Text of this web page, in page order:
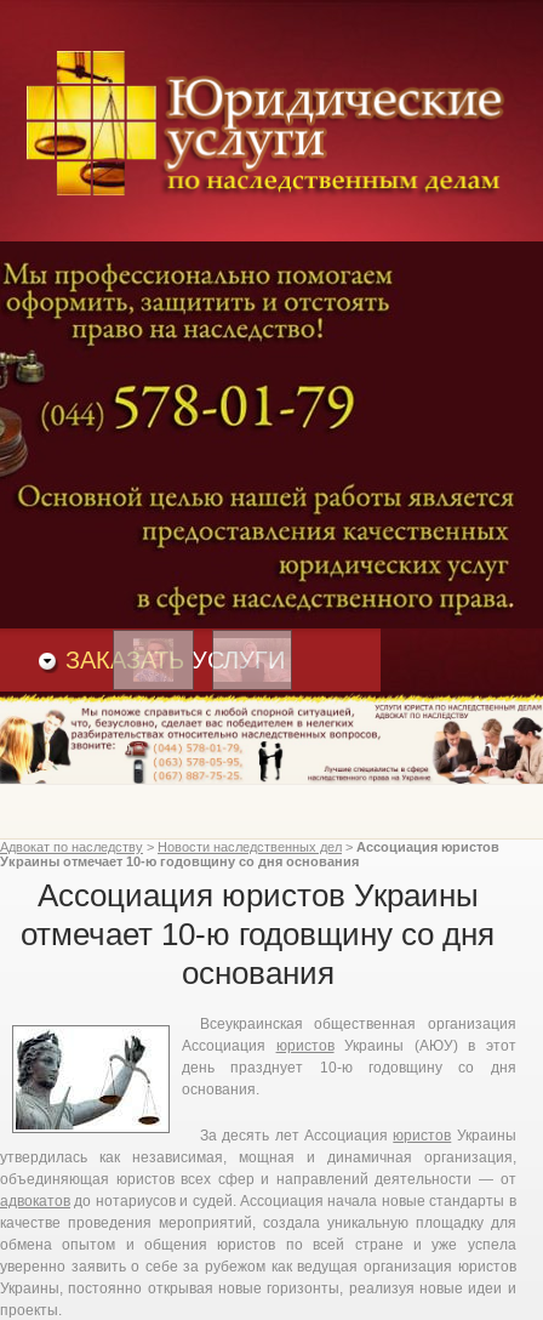
Категории дел
Наследование и Завещание
Оформление наследства
Оспаривание наследства
Адвокат наследственные дела
и Вакансии
ЗАКАЗАТЬ УСЛУГИ
Адвокат по наследству > Новости наследственных дел > Ассоциация юристов
Украины отмечает 10-ю годовщину со дня основания
Ассоциация юристов Украины
отмечает 10-ю годовщину со дня
основания
Всеукраинская общественная организация
Ассоциация
юристовУкраины (АЮУ) в этот
день празднует 10-ю годовщину со дня
основания.
За десять лет Ассоциация юристов Украины
утвердилась как независимая, мощная и динамичная организация,
объединяющая юристов всех сфер и направлений деятельности — от
адвокатов до нотариусов и судей. Ассоциация начала новые стандарты в
качестве проведения мероприятий, создала уникальную площадку для
обмена опытом и общения юристов по всей стране и уже успела
уверенно заявить о себе за рубежом как ведущая организация юристов
Украины, постоянно открывая новые горизонты, реализуя новые идеи и
проекты.